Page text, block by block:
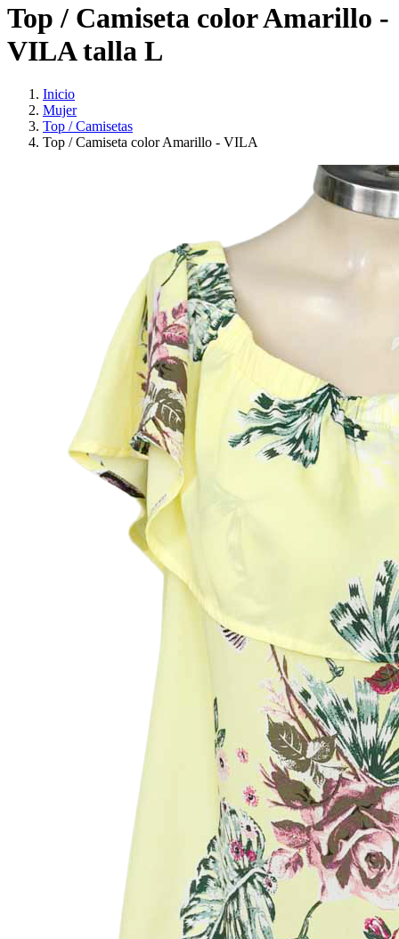
Top / Camiseta color Amarillo -
VILA talla L
Inicio
Mujer
Top / Camisetas
Top / Camiseta color Amarillo - VILA